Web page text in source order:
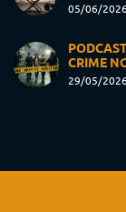
05/06/
CRIME
29/05/